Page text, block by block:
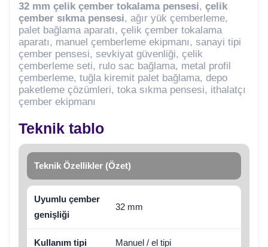
32 mm çelik çember tokalama pensesi, çelik
çember sıkma pensesi, ağır yük çemberleme,
palet bağlama aparatı, çelik çember tokalama
aparatı, manuel çemberleme ekipmanı, sanayi tipi
çember pensesi, sevkiyat güvenliği, çelik
çemberleme seti, rulo sac bağlama, metal profil
çemberleme, tuğla kiremit palet bağlama, depo
paketleme çözümleri, toka sıkma pensesi, ithalatçı
çember ekipmanı
Teknik tablo
Teknik Özellikler (Özet)
Uyumlu çember
genişliği
32 mm
Kullanım tipi Manuel / el tipi